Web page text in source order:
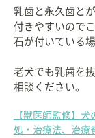
乳歯と永久歯と
付きやすいので
石が付いている
老犬でも乳歯を
相談ください。
【獣医師監修】
処・治療法、治療